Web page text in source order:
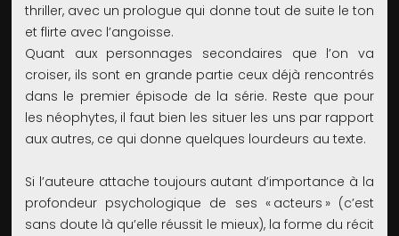
thriller, avec un prologue qui donne tout de suite le ton
et flirte avec l’angoisse.
Quant aux personnages secondaires que l’on va
croiser, ils sont en grande partie ceux déjà rencontrés
dans le premier épisode de la série. Reste que pour
les néophytes, il faut bien les situer les uns par rapport
aux autres, ce qui donne quelques lourdeurs au texte.
Si l’auteure attache toujours autant d’importance à la
profondeur psychologique de ses « acteurs » (c’est
sans doute là qu’elle réussit le mieux), la forme du récit